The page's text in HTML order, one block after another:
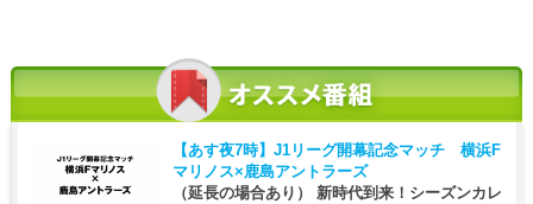
【あす夜7時】 J1リーグ開幕記念マッチ 横浜F
マリノス×鹿島アントラーズ
（延長の場合あり） 新時代到来！シーズンカレ